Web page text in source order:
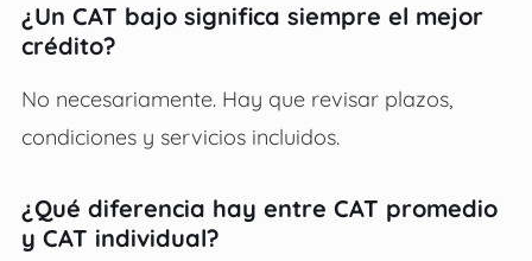
¿Un CAT bajo significa siempre el mejor
crédito?
No necesariamente. Hay que revisar plazos,
condiciones y servicios incluidos.
¿Qué diferencia hay entre CAT promedio
y CAT individual?